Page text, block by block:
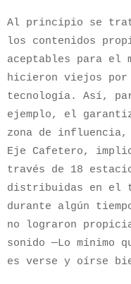
Al principio se
los contenidos
aceptables para el
hicieron viejos
tecnología. Así,
ejemplo, el
zona de
Eje Cafetero,
través de 18
distribuidas en el
durante algún
no lograron
sonido —Lo mínimo
es verse y oírse